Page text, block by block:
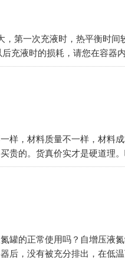
第一次充液时，热平衡时间
充液时的损耗，请您在容器
样，材料质量不一样，材料
贵的。货真价实才是硬道理
罐的正常使用吗？自增压液
后，没有被充分排出，在低